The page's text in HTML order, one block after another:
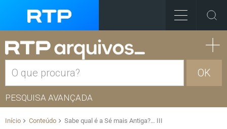
OK
PESQUISA AVANÇADA
Início Conteúdo Sabe qual é a Sé mais Antiga?… III